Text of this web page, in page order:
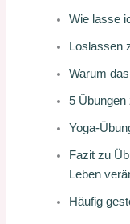
Wie lasse
Loslassen
Warum
5
Yoga-
Fazit zu
Leben
Häufig